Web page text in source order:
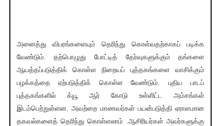
அனைத்து விபரங்களையும் தெரிந்து கொள்வதற்காகப் படிக்க
வேண்டும். தற்பொழுது போட்டித் தேர்வுகளுக்கும் தங்களை
ஆயத்தப்படுத்திக் கொள்ள நிறையப் புத்தகங்களை வாசிக்கும்
பழக்கத்தை ஏற்படுத்திக் கொள்ள வேண்டும். புதிய பாடப்
புத்தகங்களில் க்யூ ஆர் கோடு உள்ளிட்ட அம்சங்கள்
இடம்பெற்றுள்ளன. அவற்றை மாணவர்கள் பயன்படுத்தி ஏராளமான
தகவல்களைத் தெரிந்து கொள்ளலாம் .ஆசிரியர்கள் அவர்களுக்கு